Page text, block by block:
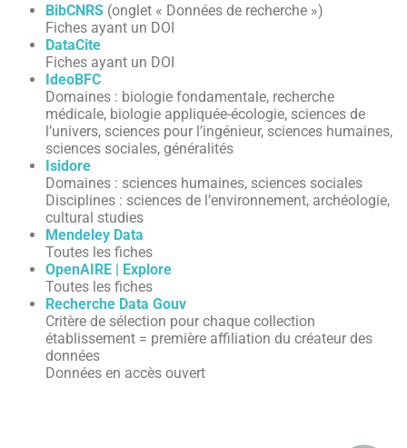
BibCNRS (onglet « Données de recherche »)
Fiches ayant un DOI
DataCite
Fiches ayant un DOI
IdeoBFC
Domaines : biologie fondamentale, recherche
médicale, biologie appliquée-écologie, sciences de
l’univers, sciences pour l’ingénieur, sciences humaines,
sciences sociales, généralités
Isidore
Domaines : sciences humaines, sciences sociales
Disciplines : sciences de l’environnement, archéologie,
cultural studies
Mendeley Data
Toutes les fiches
OpenAIRE | Explore
Toutes les fiches
Recherche Data Gouv
Critère de sélection pour chaque collection
établissement = première affiliation du créateur des
données
Données en accès ouvert